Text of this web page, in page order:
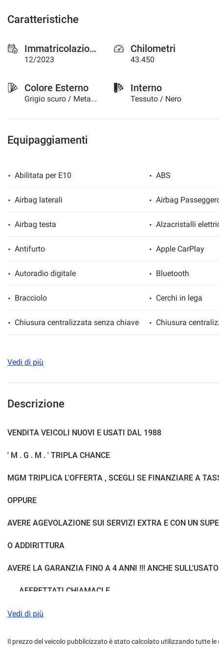
Caratteristiche
Immatricolazione
12/2023
Chilometri
43.450
Colore Esterno
Grigio scuro / Metallizzato
Interno
Tessuto / Nero
Equipaggiamenti
Abilitata per E10 ABS
Airbag laterali Airbag
Airbag testa Alzacristalli
Antifurto Apple CarPlay
Autoradio digitale Bluetooth
Bracciolo Cerchi in lega
Chiusura centralizzata senza chiave Chiusura
Pacchetto sportivo Park Distance
Riconoscimento dei segnali stradali
Sensore di luce Sensori di
Sistema di avviso di distanza
Ski bag
Spoiler Start/Stop
Vedi di più
Descrizione
VENDITA VEICOLI NUOVI E USATI DAL 1988
' M . G . M . ' TRIPLA CHANCE
MGM TRIPLICA L'OFFERTA , SCEGLI SE FINANZIARE A
OPPURE
AVERE AGEVOLAZIONE SUI SERVIZI EXTRA E CON UN
O ADDIRITTURA
AVERE LA GARANZIA FINO A 4 ANNI !!! ANCHE
. . . AFFRETTATI CHIAMACI E . . .
. . .SCOPRI A QUANTO SCONTO HAI DIRITTO IN BASE
Le Nostre PRIME SELECTION sono vetture che godono
Vedi di più
Il prezzo del veicolo pubblicizzato è stato calcolato utilizzando tutte
strumenti
si
rimanda
policy.
Puoi
e
le
tue
qualsiasi
Cookie delle preferenze
Cookie analitici